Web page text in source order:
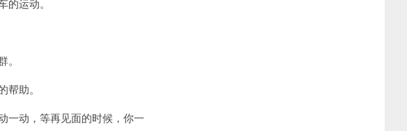
运动。
助。
一动，等再见面的时候，你一